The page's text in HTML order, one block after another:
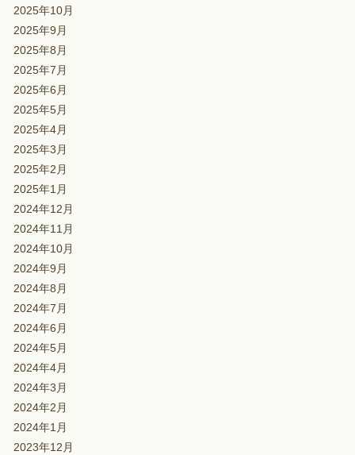
2025年10月
2025年9月
2025年8月
2025年7月
2025年6月
2025年5月
2025年4月
2025年3月
2025年2月
2025年1月
2024年12月
2024年11月
2024年10月
2024年9月
2024年8月
2024年7月
2024年6月
2024年5月
2024年4月
2024年3月
2024年2月
2024年1月
2023年12月